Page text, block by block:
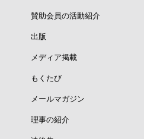
賛助会員の活動紹介
出版
メディア掲載
もくたび
メールマガジン
理事の紹介